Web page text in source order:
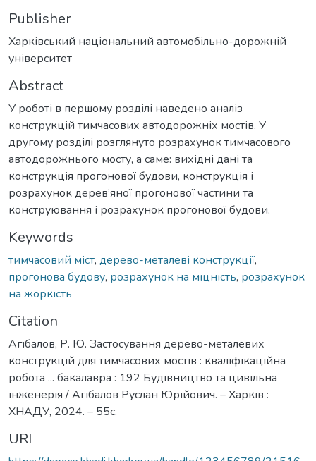
Publisher
Харківський національний автомобільно-дорожній
університет
Abstract
У роботі в першому розділі наведено аналіз
конструкцій тимчасових автодорожніх мостів. У
другому розділі розглянуто розрахунок тимчасового
автодорожнього мосту, а саме: вихідні дані та
конструкція прогонової будови, конструкція і
розрахунок дерев’яної прогонової частини та
конструювання і розрахунок прогонової будови.
Keywords
тимчасовий міст, дерево-металеві конструкції,
прогонова будову, розрахунок на міцність, розрахунок
на жоркість
Citation
Агібалов, Р. Ю. Застосування дерево-металевих
конструкцій для тимчасових мостів : кваліфікаційна
робота ... бакалавра : 192 Будівництво та цивільна
інженерія / Агібалов Руслан Юрійович. – Харків :
ХНАДУ, 2024. – 55с.
URI